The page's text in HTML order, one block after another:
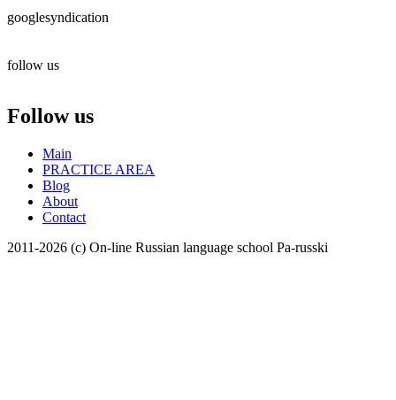
googlesyndication
follow us
Follow us
Main
PRACTICE AREA
Blog
About
Contact
2011-2026 (с) On-line Russian language school Pa-russki